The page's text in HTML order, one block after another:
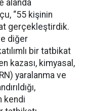
alanda
“55 kişinin
gerçekleştirdik.
diğer
bir tatbikat
kazası, kimyasal,
yaralanma ve
kendi